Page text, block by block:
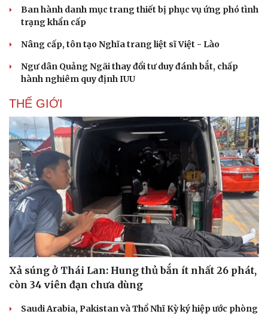
Ban hành danh mục trang thiết bị phục vụ ứng phó tình
trạng khẩn cấp
Nâng cấp, tôn tạo Nghĩa trang liệt sĩ Việt - Lào
Ngư dân Quảng Ngãi thay đổi tư duy đánh bắt, chấp
hành nghiêm quy định IUU
THẾ GIỚI
Xả súng ở Thái Lan: Hung thủ bắn ít nhất 26 phát,
còn 34 viên đạn chưa dùng
Saudi Arabia, Pakistan và Thổ Nhĩ Kỳ ký hiệp ước phòng